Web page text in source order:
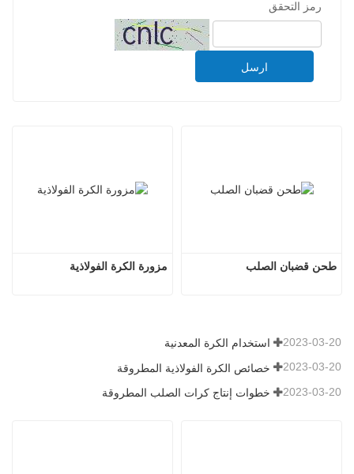
رمز التحقق
ارسل
مزورة الكرة الفولاذية طحن قضبان الصلب
استخدام الكرة المعدنية 2023-03-20
خصائص الكرة الفولاذية المطروقة 2023-03-20
خطوات إنتاج كرات الصلب المطروقة 2023-03-20